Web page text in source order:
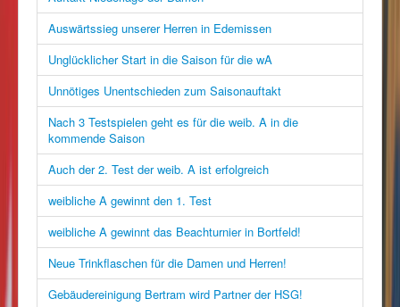
Auswärtssieg unserer Herren in Edemissen
Unglücklicher Start in die Saison für die wA
Unnötiges Unentschieden zum Saisonauftakt
Nach 3 Testspielen geht es für die weib. A in die
kommende Saison
Auch der 2. Test der weib. A ist erfolgreich
weibliche A gewinnt den 1. Test
weibliche A gewinnt das Beachturnier in Bortfeld!
Neue Trinkflaschen für die Damen und Herren!
Gebäudereinigung Bertram wird Partner der HSG!